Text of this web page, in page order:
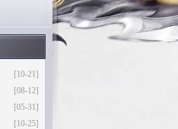
[10-21]
[08-12]
[05-31]
[10-25]